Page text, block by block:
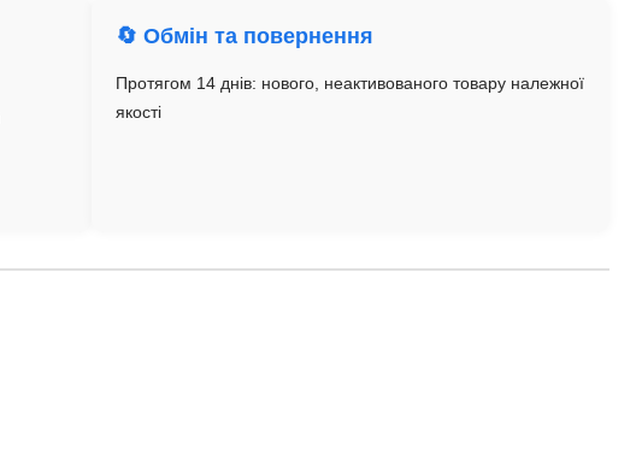
🔄 Обмін та повернення
Протягом 14 днів: нового, неактивованого товару належної
якості